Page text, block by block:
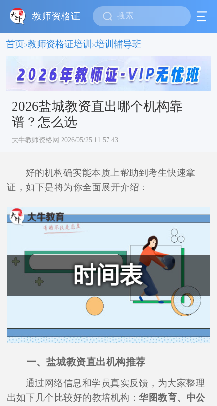
教师资格证
首页>教师资格证培训 >培训辅导班
2026盐城教资直出哪个机构靠
谱？怎么选
大牛教师资格网 2026/05/25 11:57:43
好的机构确实能本质上帮助到考生快速拿
证，如下是将为你全面展开介绍：
一、盐城教资直出机构推荐
通过网络信息和学员真实反馈，为大家整理
出如下几个比较好的教培机构：华图教育、中公